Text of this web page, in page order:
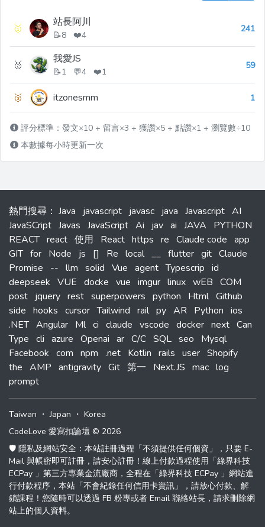
🥇 站長阿川
📝8 ❤️4
241
🥈 我愛JS
📝1 💬4 ❤️1
59
🥉 itzonesmm 1
評分標準：發文×10 + 留言×3 + 獲讚×5 + 點讚×1 + 瀏覽數÷10
本數據每小時更新一次
熱門搜尋 ： Java javascript javasc java Javascript AI
JavaSCript Javas JavaScript Ai jav ai JAVA
PYTHON
REACT react 使用 React https re Claude code app
GIT for Node js [] Re local __ flutter git Claude
Promise
-- llm solid Vue agent Typescrip id
deepseek VUE docke vue imgur linux wEB COM
post jquery rest superpowers python Html Github
side hooks cursor Tailwind rail py AR Python ios
.NET Angular Ml ci claude vscode docker next Can
Type cli azure Openai ar C/C SQL seo
Mysql
Facebook com npm .net Kotlin rails user Shopify
the AMP antigravity Git 第一 Next.JS mac log
prompt
Taiwan ・Japan ・ Korea
CodeLove 愛寫扣論壇 © 2026
🛡️ 隱私及網站安全：本站註冊過程「不須提供任何個資」，只要 E-
Mail 與帳密即可註冊，請安心註冊！線上付款過程使用「綠界科技
ECPay 」第三方專業金流廠商，全程在「綠界科技 ECPay 」網站進
行付款程序，本站「不會紀錄任何信用卡資訊」，請放心付款、解
鎖課程！您隨時可以透過 FB 粉專或者 Email 聯絡站長，請求刪除網
站上的個人資料。